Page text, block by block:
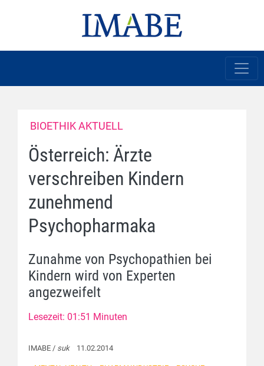
BIOETHIK AKTUELL
Österreich: Ärzte
verschreiben Kindern
zunehmend
Psychopharmaka
Zunahme von Psychopathien bei
Kindern wird von Experten
angezweifelt
Lesezeit: 01:51 Minuten
IMABE / suk11.02.2014